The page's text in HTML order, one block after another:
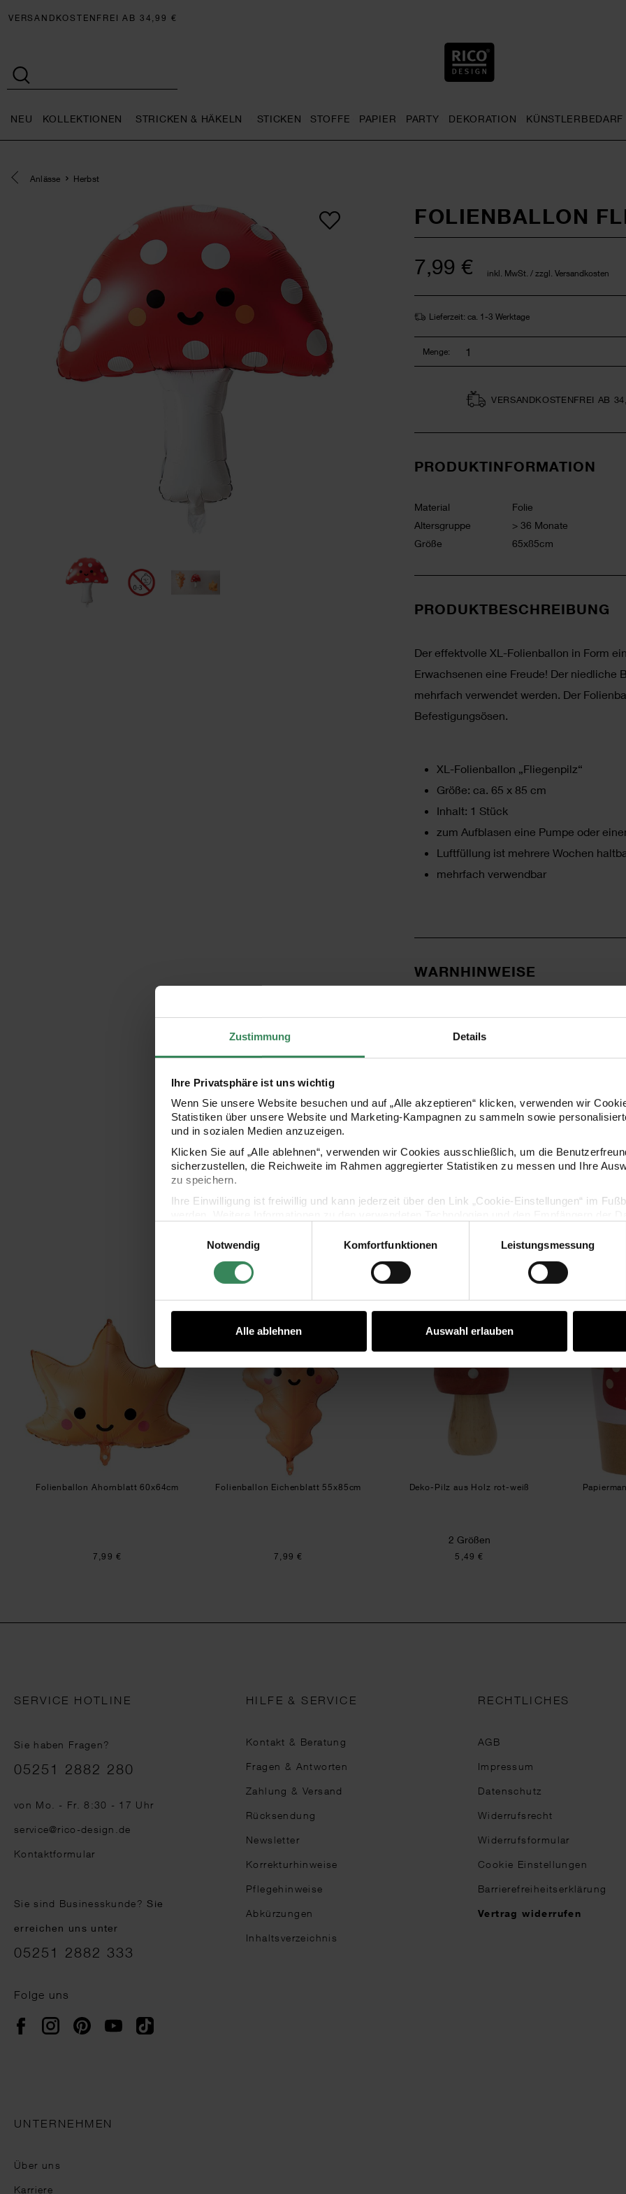
Zustimmung Details
Ihre Privatsphäre ist uns wichtig
Wenn Sie unsere Website besuchen und auf „Alle akzeptieren“ klicken, verwenden wir
Statistiken über unsere Website und Marketing-Kampagnen zu sammeln sowie
und in sozialen Medien anzuzeigen.
Klicken Sie auf „Alle ablehnen“, verwenden wir Cookies ausschließlich, um die
sicherzustellen, die Reichweite im Rahmen aggregierter Statistiken zu messen und Ihre
zu speichern.
Ihre Einwilligung ist freiwillig und kann jederzeit über den Link „Cookie-Einstellungen“ im
Impressum
Datenschutz Vertrag widerrufen
Notwendig
Komfortfunktionen Leistungsmessung
Alle ablehnen Auswahl erlauben
VERSANDKOSTENFREI AB 34,99 €
NEU KOLLEKTIONEN STRICKEN & HÄKELN STICKEN STOFFE PAPIER PARTY DEKORATION KÜNSTLERBEDARF
Eine Kategorie zurück navigieren
Anlässe Herbst
FOLIENBALLON
7,99 € inkl. MwSt. / zzgl. Versandkosten
Lieferzeit: ca. 1-3 Werktage
Menge:
VERSAND­KOSTEN­FREI AB
PRODUKTINFORMATION
Material
Folie
Altersgruppe
> 36 Monate
Größe
65x85cm
PRODUKTBESCHREIBUNG
Der effektvolle XL-Folienballon in Form
Erwachsenen eine Freude! Der
mehrfach verwendet werden. Der
Befestigungsösen.
XL-Folienballon „Fliegenpilz“
Größe: ca. 65 x 85 cm
Inhalt: 1 Stück
zum Aufblasen eine Pumpe oder
Luftfüllung ist mehrere Wochen
mehrfach verwendbar
WARNHINWEISE
Zum Aufblasen eine Pumpe verwenden.
Kinder unter 3 Jahren. Verschluckbare
HERSTELLER
KAUFEMPFEHLUNG
Folienballon Ahornblatt 60x64cm
Folienballon Ahornblatt 60x64cm
7,99 €
Folienballon Eichenblatt 55x85cm
Folienballon Eichenblatt 55x85cm
7,99 €
Deko-Pilz aus Holz rot-weiß
Deko-Pilz aus Holz rot-weiß
2 Größen
5,49 €
SERVICE HOTLINE
Sie haben Fragen?
Telefonnummer
05251 2882 280
von Mo. - Fr. 8:30 - 17 Uhr
service@rico-design.de
Kontaktformular
Sie sind Businesskunde?Sie
erreichen uns unter
05251 2882 333
Folge uns
FacebookInstagramPinterestYouTubeTikTok
HILFE & SERVICE
Kontakt & Beratung
Fragen & Antworten
Zahlung & Versand
Rücksendung
Newsletter
Korrekturhinweise
Pflegehinweise
Abkürzungen
Inhaltsverzeichnis
RECHTLICHES
AGB
Impressum
Datenschutz
Widerrufsrecht
Widerrufsformular
Cookie Einstellungen
Barrierefreiheitserklärung
Vertrag widerrufen
UNTERNEHMEN
Über uns
Karriere